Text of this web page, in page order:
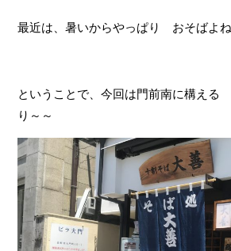
最近は、暑いからやっぱり おそばよ
ということで、今回は門前南に構える
り～～